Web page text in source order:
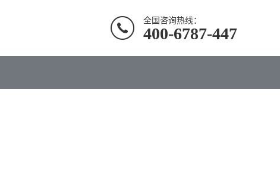
全国咨询热线：
400-6787-447